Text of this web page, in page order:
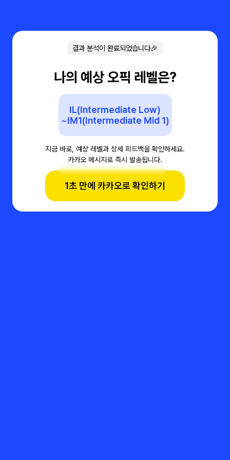
결과 분석이 완료되었습니다🎉
나의 예상 오픽 레벨은?
IL(Intermediate Low)
~IM1(Intermediate Mid 1)
지금 바로, 예상 레벨과 상세 피드백을 확인하세요.
카카오 메시지로 즉시 발송됩니다.
1초 만에 카카오로 확인하기